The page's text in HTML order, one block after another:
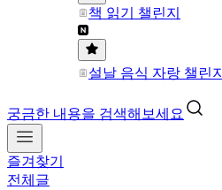
책 읽기 챌린지
설날 음식 자랑 챌린지
궁금한 내용을 검색해보세요
즐겨찾기
전체글